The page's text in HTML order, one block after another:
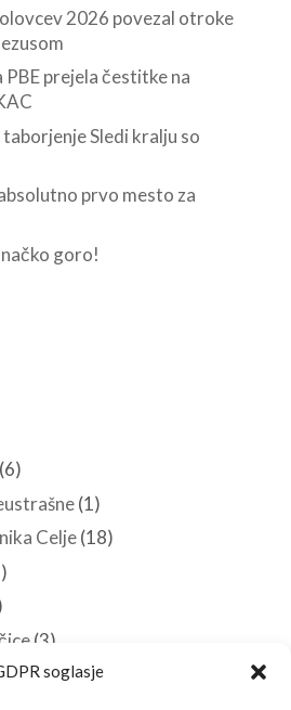
soglasje
2026 povezal otroke
prejela čestitke na
Sledi kralju so
prvo mesto za
goro!
(1)
Celje(18)
(3)